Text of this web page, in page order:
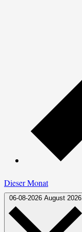
Dieser Monat
06-08-2026 August 2026